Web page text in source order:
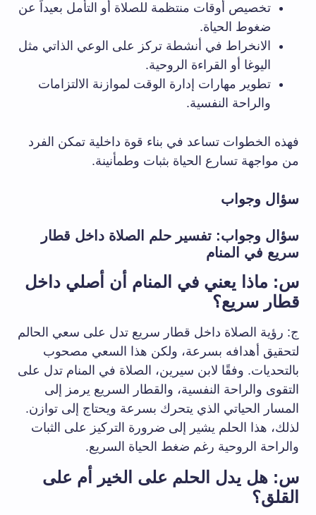
تخصيص أوقات منتظمة للصلاة أو التأمل بعيداً عن
ضغوط الحياة.
الانخراط في أنشطة تركز على الوعي الذاتي مثل
اليوغا أو القراءة الروحية.
تطوير مهارات إدارة الوقت لموازنة الالتزامات
والراحة النفسية.
فهذه الخطوات تساعد في بناء قوة داخلية تمكن الفرد
من مواجهة تسارع الحياة بثبات وطمأنينة.
سؤال وجواب
سؤال وجواب: تفسير حلم الصلاة داخل قطار
سريع في المنام
س: ماذا يعني في المنام أن أصلي داخل
قطار سريع؟
ج: رؤية الصلاة داخل قطار سريع تدل على سعي الحالم
لتحقيق أهدافه بسرعة، ولكن هذا السعي مصحوب
بالتحديات. وفقًا لابن سيرين، الصلاة في المنام تدل على
التقوى والراحة النفسية، والقطار السريع يرمز إلى
المسار الحياتي الذي يتحرك بسرعة ويحتاج إلى توازن.
لذلك، هذا الحلم يشير إلى ضرورة التركيز على الثبات
والراحة الروحية رغم ضغط الحياة السريع.
س: هل يدل الحلم على الخير أم على
القلق؟